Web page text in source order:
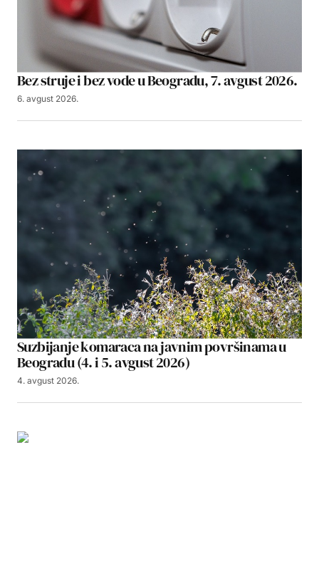
Bez struje i bez vode u Beogradu, 7. avgust 2026.
6. avgust 2026.
Suzbijanje komaraca na javnim površinama u
Beogradu (4. i 5. avgust 2026)
4. avgust 2026.